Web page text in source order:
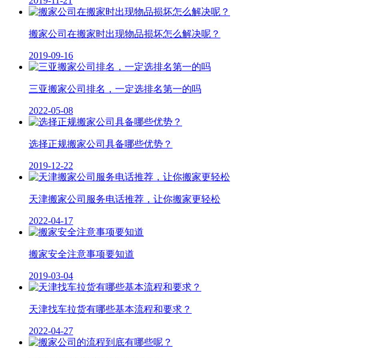
搬家公司在搬家时出现物品损坏怎么解决呢？
2019-09-16
三亚搬家公司排名，一定选排名第一的吗
2022-05-08
选择正规搬家公司具备哪些优势？
2019-12-22
天津搬家公司服务电话推荐，让你搬家更轻松
2022-04-17
搬家安全注意事项要知道
2019-03-04
天津找车拉货有哪些基本流程和要求？
2022-04-27